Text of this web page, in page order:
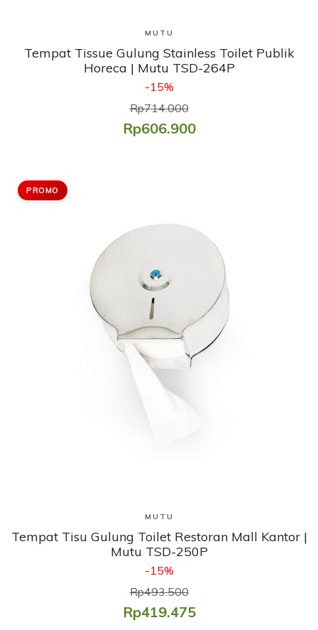
Lihat Produk
MUTU
Tempat Tissue Gulung Stainless Toilet Publik
Horeca | Mutu TSD-264P
-15%
Rp714.000
Rp606.900
PROMO
Lihat Produk
MUTU
Tempat Tisu Gulung Toilet Restoran Mall Kantor |
Mutu TSD-250P
-15%
Rp493.500
Rp419.475